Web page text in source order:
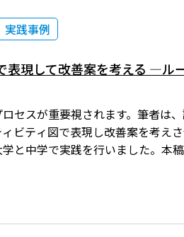
実践事例
表現して改善案を考える ―ル
セスが重要視されます。筆者は
ビティ図で表現し改善案を考え
と中学で実践を行いました。本稿